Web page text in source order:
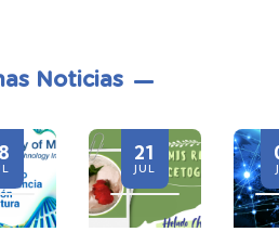
Noticias
06
JUL